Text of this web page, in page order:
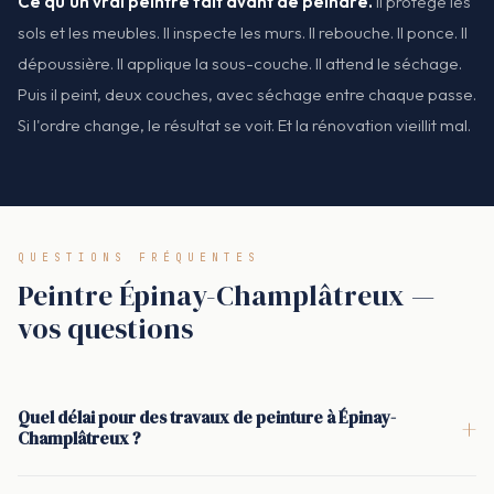
sols et les meubles. Il inspecte les murs. Il rebouche. Il ponce. Il
dépoussière. Il applique la sous-couche. Il attend le séchage.
Puis il peint, deux couches, avec séchage entre chaque passe.
Si l'ordre change, le résultat se voit. Et la rénovation vieillit mal.
QUESTIONS FRÉQUENTES
Peintre Épinay-Champlâtreux —
vos questions
Quel délai pour des travaux de peinture à Épinay-
Champlâtreux ?
+